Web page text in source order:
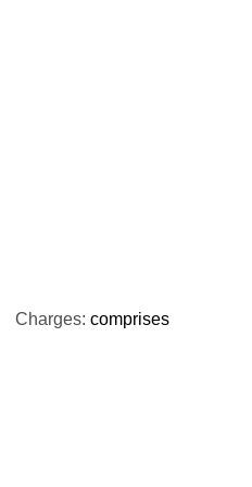
Charges: comprises